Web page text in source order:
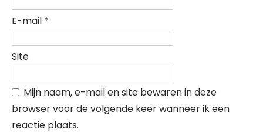
E-mail *
Site
Mijn naam, e-mail en site bewaren in deze
browser voor de volgende keer wanneer ik een
reactie plaats.